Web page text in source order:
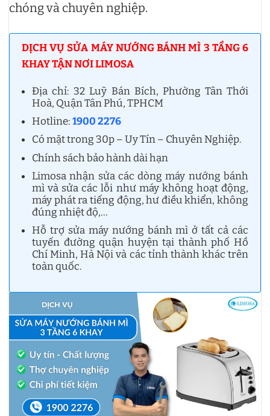
chóng và chuyên nghiệp.
DỊCH VỤ SỬA MÁY NƯỚNG BÁNH MÌ 3 TẦNG 6
KHAY TẬN NƠI LIMOSA
Địa chỉ: 32 Luỹ Bán Bích, Phường Tân Thới
Hoà, Quận Tân Phú, TPHCM
Hotline:1900 2276
Có mặt trong 30p – Uy Tín – Chuyên Nghiệp.
Chính sách bảo hành dài hạn
Limosa nhận sửa các dòng máy nướng bánh
mì và sửa các lỗi như máy không hoạt động,
máy phát ra tiếng động, hư điều khiển, không
đúng nhiệt độ,…
Hỗ trợ sửa máy nướng bánh mì ở tất cả các
tuyến đường quận huyện tại thành phố Hồ
Chí Minh, Hà Nội và các tỉnh thành khác trên
toàn quốc.